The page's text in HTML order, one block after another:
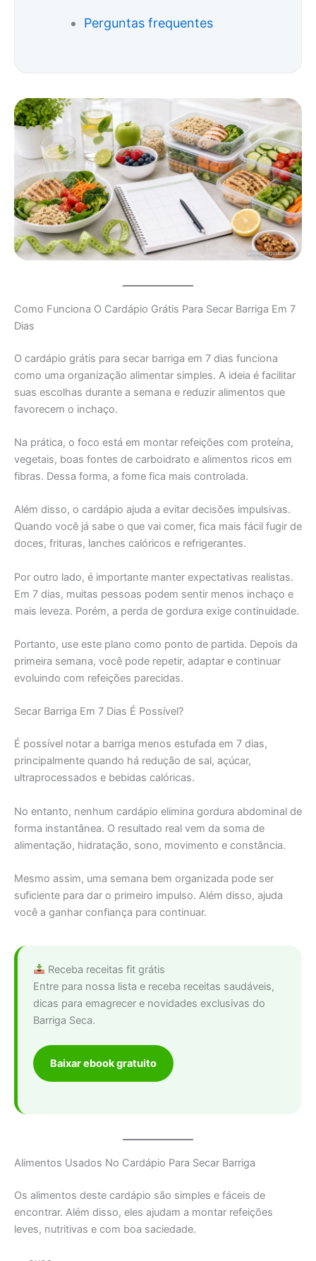
Perguntas frequentes
Como Funciona O Cardápio Grátis Para Secar Barriga Em 7
Dias
O cardápio grátis para secar barriga em 7 dias funciona
como uma organização alimentar simples. A ideia é facilitar
suas escolhas durante a semana e reduzir alimentos que
favorecem o inchaço.
Na prática, o foco está em montar refeições com proteína,
vegetais, boas fontes de carboidrato e alimentos ricos em
fibras. Dessa forma, a fome fica mais controlada.
Além disso, o cardápio ajuda a evitar decisões impulsivas.
Quando você já sabe o que vai comer, fica mais fácil fugir de
doces, frituras, lanches calóricos e refrigerantes.
Por outro lado, é importante manter expectativas realistas.
Em 7 dias, muitas pessoas podem sentir menos inchaço e
mais leveza. Porém, a perda de gordura exige continuidade.
Portanto, use este plano como ponto de partida. Depois da
primeira semana, você pode repetir, adaptar e continuar
evoluindo com refeições parecidas.
Secar Barriga Em 7 Dias É Possível?
É possível notar a barriga menos estufada em 7 dias,
principalmente quando há redução de sal, açúcar,
ultraprocessados e bebidas calóricas.
No entanto, nenhum cardápio elimina gordura abdominal de
forma instantânea. O resultado real vem da soma de
alimentação, hidratação, sono, movimento e constância.
Mesmo assim, uma semana bem organizada pode ser
suficiente para dar o primeiro impulso. Além disso, ajuda
você a ganhar confiança para continuar.
Receba receitas fit grátis
Entre para nossa lista e receba receitas saudáveis,
dicas para emagrecer e novidades exclusivas do
Barriga Seca.
Baixar ebook gratuito
Alimentos Usados No Cardápio Para Secar Barriga
Os alimentos deste cardápio são simples e fáceis de
encontrar. Além disso, eles ajudam a montar refeições
leves, nutritivas e com boa saciedade.